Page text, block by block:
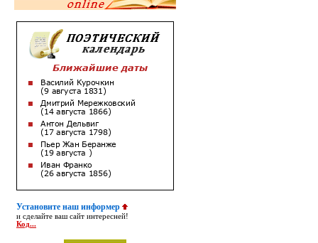
Установите наш информер
и сделайте ваш сайт интересней!
Код...